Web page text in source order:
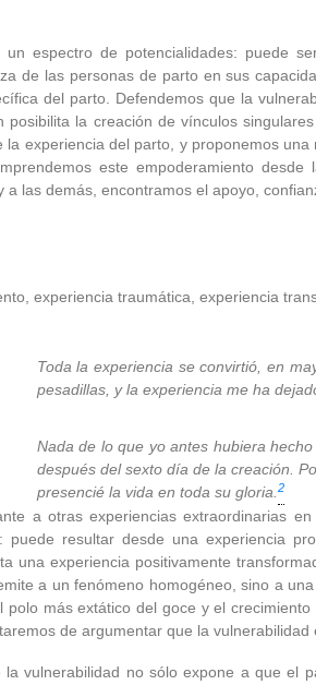
espectro de potencialidades: puede
de las personas de parto en sus
del parto. Defendemos que la
posibilita la creación de vínculos
la experiencia del parto, y proponemos
este empoderamiento
a las demás, encontramos el apoyo,
experiencia traumática, experiencia
Toda la experiencia se convirtió, en
pesadillas, y la experiencia me ha
Nada de lo que yo antes hubiera
después del sexto día de la creación.
presencié la vida en toda su gloria.2
a otras experiencias extraordinarias
puede resultar desde una experiencia
una experiencia positivamente
a un fenómeno homogéneo, sino a
polo más extático del goce y el
de argumentar que la
la vulnerabilidad no sólo expone a que el